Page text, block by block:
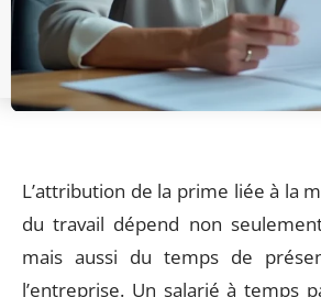
L’attribution de la prime liée à la
du travail dépend non
mais aussi du temps de
l’entreprise. Un salarié à temps